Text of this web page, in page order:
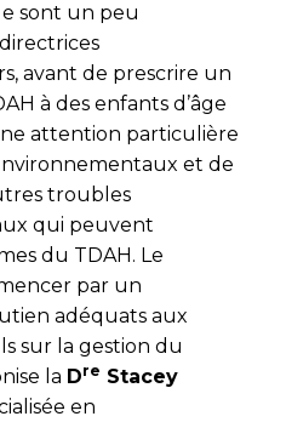
sont un peu
avant de prescrire un
à des enfants d’âge
attention particulière
et de
troubles
qui peuvent
du TDAH. Le
par un
adéquats aux
sur la gestion du
la Dre Stacey
en